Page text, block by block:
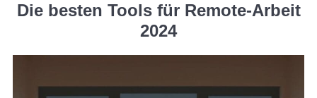
Die besten Tools für Remote-Arbeit
2024